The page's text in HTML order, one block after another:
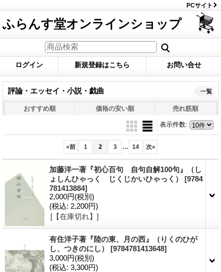
PCサイト
ふらんす堂オンラインショップ
ログイン 新規登録はこちら お問い合せ
評論・エッセイ・小説・戯曲 一覧
おすすめ順 価格の安い順 売れ筋順
表示件数:
«前 1 2 3 ... 14 次»
加藤洋一著『初心百句 自句自解100句』（し
ょしんひゃっく じくじかいひゃっく） [9784
781413884]
2,000円(税別)
(税込: 2,200円)
[【在庫切れ】]
有住洋子著『陸の東、月の西』（りくのひが
し、つきのにし） [9784781413648]
3,000円(税別)
(税込: 3,300円)